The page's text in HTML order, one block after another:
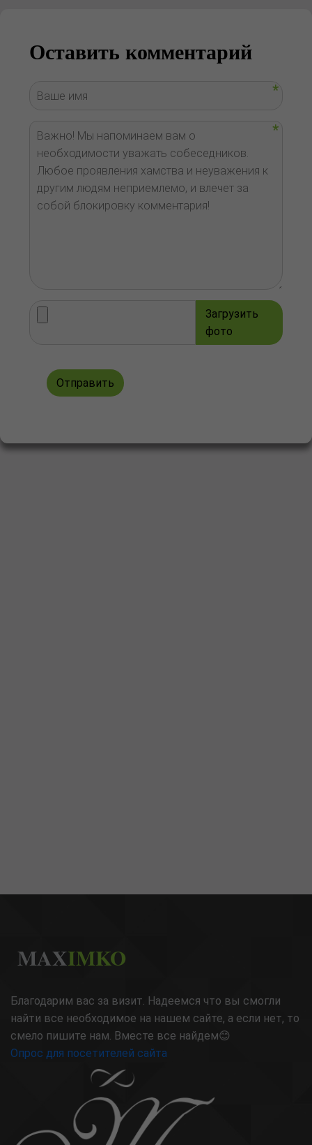
Оставить комментарий
Загрузить
фото
Отправить
MAXIMKO
Благодарим вас за визит. Надеемся что вы смогли
найти все необходимое на нашем сайте, а если нет, то
смело пишите нам. Вместе все найдем😊
Опрос для посетителей сайта